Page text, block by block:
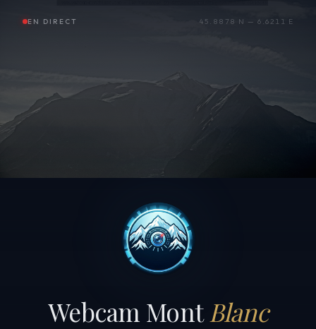
EN DIRECT 45.8878 N — 6.6211 E
Webcam Mont Blanc